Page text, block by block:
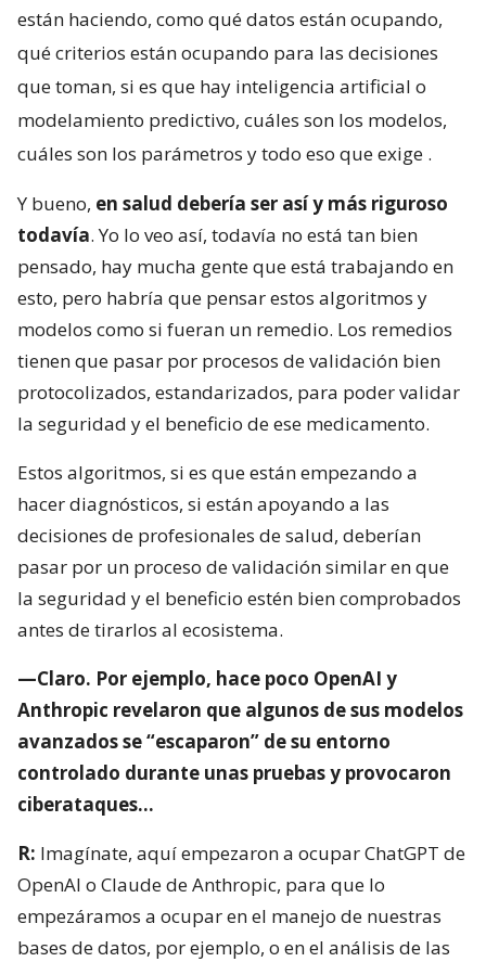
están haciendo, como qué datos están ocupando,
qué criterios están ocupando para las decisiones
que toman, si es que hay inteligencia artificial o
modelamiento predictivo, cuáles son los modelos,
cuáles son los parámetros y todo eso que exige .
Y bueno, en salud debería ser así y más riguroso
todavía. Yo lo veo así, todavía no está tan bien
pensado, hay mucha gente que está trabajando en
esto, pero habría que pensar estos algoritmos y
modelos como si fueran un remedio. Los remedios
tienen que pasar por procesos de validación bien
protocolizados, estandarizados, para poder validar
la seguridad y el beneficio de ese medicamento.
Estos algoritmos, si es que están empezando a
hacer diagnósticos, si están apoyando a las
decisiones de profesionales de salud, deberían
pasar por un proceso de validación similar en que
la seguridad y el beneficio estén bien comprobados
antes de tirarlos al ecosistema.
—Claro. Por ejemplo, hace poco OpenAI y
Anthropic revelaron que algunos de sus modelos
avanzados se “escaparon” de su entorno
controlado durante unas pruebas y provocaron
ciberataques…
R: Imagínate, aquí empezaron a ocupar ChatGPT de
OpenAI o Claude de Anthropic, para que lo
empezáramos a ocupar en el manejo de nuestras
bases de datos, por ejemplo, o en el análisis de las